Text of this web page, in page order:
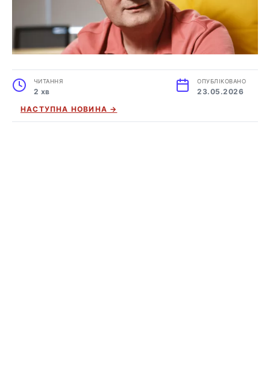
ЧИТАННЯ
2 хв
ОПУБЛІКОВАНО
23.05.2026
НАСТУПНА НОВИНА →